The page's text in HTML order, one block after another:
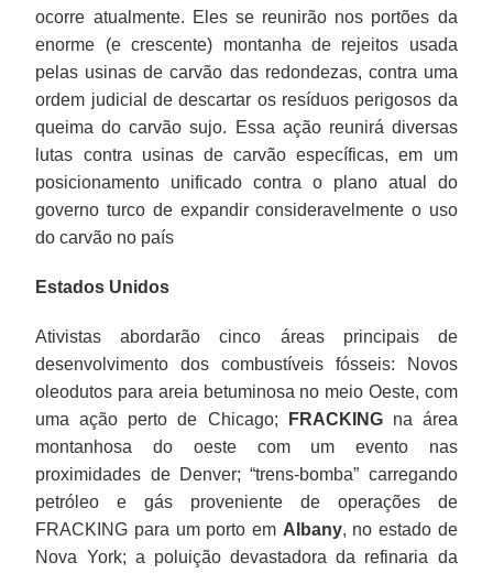
ocorre atualmente. Eles se reunirão nos portões da
enorme (e crescente) montanha de rejeitos usada
pelas usinas de carvão das redondezas, contra uma
ordem judicial de descartar os resíduos perigosos da
queima do carvão sujo. Essa ação reunirá diversas
lutas contra usinas de carvão específicas, em um
posicionamento unificado contra o plano atual do
governo turco de expandir consideravelmente o uso
do carvão no país
Estados Unidos
Ativistas abordarão cinco áreas principais de
desenvolvimento dos combustíveis fósseis: Novos
oleodutos para areia betuminosa no meio Oeste, com
uma ação perto de Chicago;
FRACKINGna área
montanhosa do oeste com um evento nas
proximidades de Denver; “trens-bomba” carregando
petróleo e gás proveniente de operações de
FRACKING para um porto em Albany, no estado de
Nova York; a poluição devastadora da refinaria da